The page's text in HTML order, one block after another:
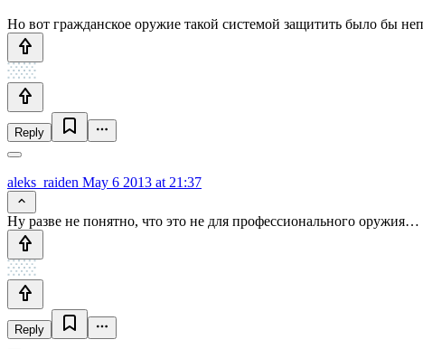
Но вот гражданское оружие такой системой защитить было бы
Reply
aleks_raiden May 6 2013 at 21:37
Ну разве не понятно, что это не для профессионального оружия…
Reply